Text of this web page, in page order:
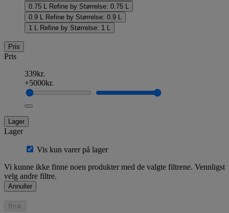
0.75 L
Refine by Størrelse: 0.75 L
0.9 L
Refine by Størrelse: 0.9 L
1 L
Refine by Størrelse: 1 L
Pris
Pris
339kr.
+5000kr.
Lager
Lager
Vis kun varer på lager
Vi kunne ikke finne noen produkter med de valgte filtrene. Vennligst
velg andre filtre.
Annuller
Bruk